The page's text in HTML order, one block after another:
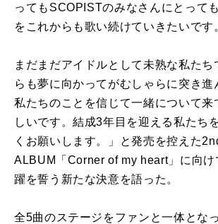
ってもSCOPISTのみなさんにとって
をこれからも歌い続けていきたいです
まだまだアイドルとして未熟な私たち
らも夢に向かってがむしゃらに突き進
私たちのことを信じて一緒について来
しいです。結成3年目を迎える私たち
くお願いします。」と発売を控えた
ALBUM「Corner of my heart」に向け
躍を誓う新たな決意を語った。
全5曲のステージをファンと一体とな